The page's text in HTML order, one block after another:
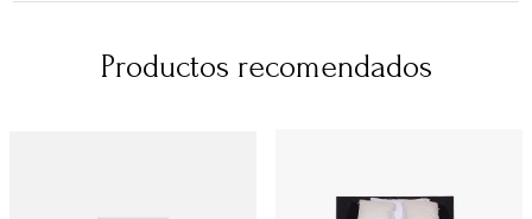
Productos recomendados